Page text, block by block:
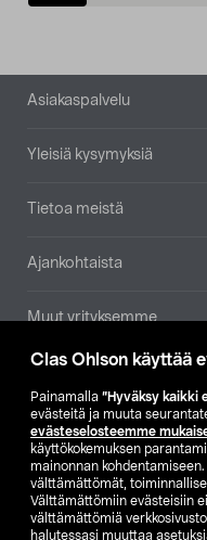
Clas Ohlson käyttää
Painamalla ”Hyväksy kaikki
evästeitä ja muuta
evästeselosteemme
käyttökokemuksen
mainonnan
välttämättömät,
Välttämättömiin evästeisiin
välttämättömiä
halutessasi muuttaa
Alatunniste
Asiakaspalvelu
Yleisiä kysymyksiä
Tietoa meistä
Ajankohtaista
Muut yrityksemme